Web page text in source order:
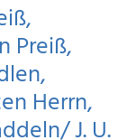
Preiß,
Herrn,
J. U.